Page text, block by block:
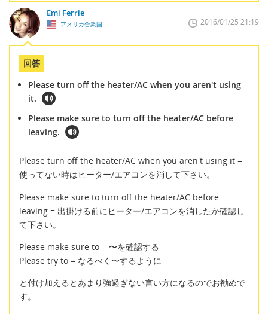
Emi Ferrie
アメリカ合衆国 2016/01/25 21:19
回答
Please turn off the heater/AC when you aren't using
it.
Please make sure to turn off the heater/AC before
leaving.
Please turn off the heater/AC when you aren't using it =
使ってない時はヒーター/エアコンを消して下さい。
Please make sure to turn off the heater/AC before
leaving = 出掛ける前にヒーター/エアコンを消したか確認し
て下さい。
Please make sure to = 〜を確認する
Please try to = なるべく〜するように
と付け加えるとあまり強過ぎない言い方になるのでお勧めで
す。